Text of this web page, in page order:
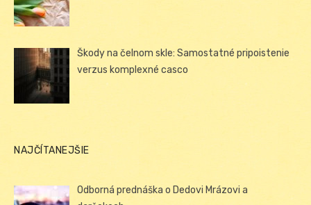
Škody na čelnom skle: Samostatné pripoistenie
verzus komplexné casco
NAJČÍTANEJŠIE
Odborná prednáška o Dedovi Mrázovi a